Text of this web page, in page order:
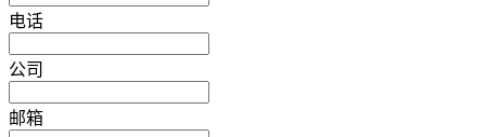
电话
公司
邮箱